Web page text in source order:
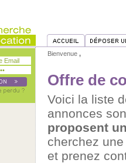
Bienvenue ,
Offre de
Voici la liste
annonces
proposent
cherchez
et prenez